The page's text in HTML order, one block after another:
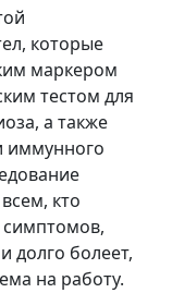
которые
маркером
тестом для
а также
иммунного
кто
долго болеет,
на работу.